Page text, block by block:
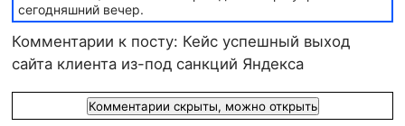
сегодняшний вечер.
Комментарии к посту: Кейс успешный выход
сайта клиента из-под санкций Яндекса
Комментарии скрыты, можно открыть